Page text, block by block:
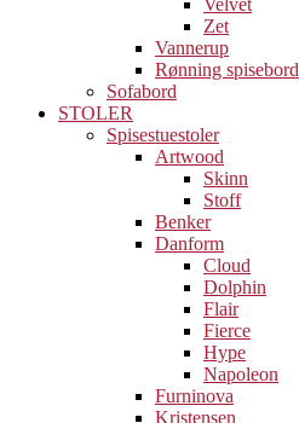
Velvet
Zet
Vannerup
Rønning spisebord
Sofabord
STOLER
Spisestuestoler
Artwood
Skinn
Stoff
Benker
Danform
Cloud
Dolphin
Flair
Fierce
Hype
Napoleon
Furninova
Kristensen